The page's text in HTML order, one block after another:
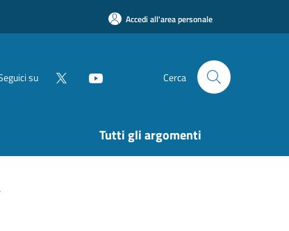
Accedi all'area personale
su Cerca
Tutti gli argomenti